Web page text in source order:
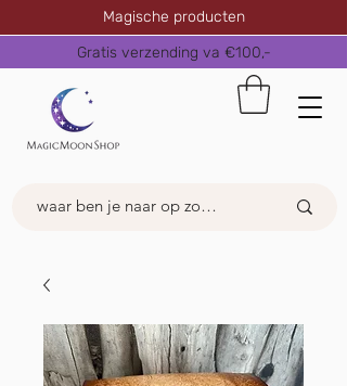
Magische producten
Gratis verzending va €100,-